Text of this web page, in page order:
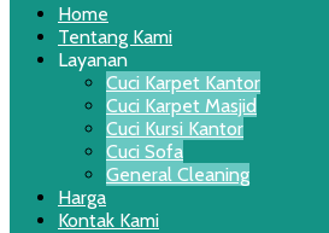
Home
Tentang Kami
Layanan
Cuci Karpet Kantor
Cuci Karpet Masjid
Cuci Kursi Kantor
Cuci Sofa
General Cleaning
Harga
Kontak Kami